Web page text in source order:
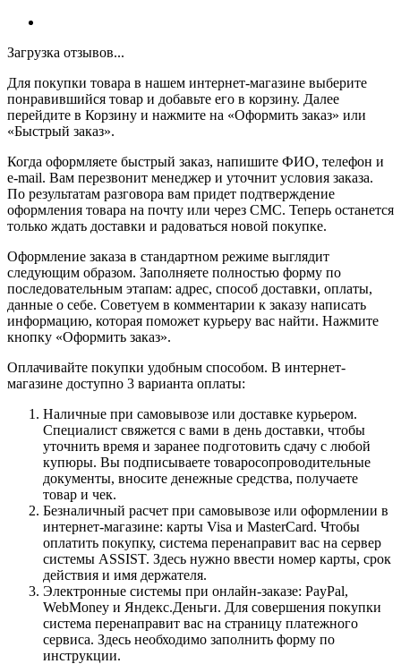
Загрузка отзывов...
Для покупки товара в нашем интернет-магазине выберите
понравившийся товар и добавьте его в корзину. Далее
перейдите в Корзину и нажмите на «Оформить заказ» или
«Быстрый заказ».
Когда оформляете быстрый заказ, напишите ФИО, телефон и
e-mail. Вам перезвонит менеджер и уточнит условия заказа.
По результатам разговора вам придет подтверждение
оформления товара на почту или через СМС. Теперь останется
только ждать доставки и радоваться новой покупке.
Оформление заказа в стандартном режиме выглядит
следующим образом. Заполняете полностью форму по
последовательным этапам: адрес, способ доставки, оплаты,
данные о себе. Советуем в комментарии к заказу написать
информацию, которая поможет курьеру вас найти. Нажмите
кнопку «Оформить заказ».
Оплачивайте покупки удобным способом. В интернет-
магазине доступно 3 варианта оплаты:
Наличные при самовывозе или доставке курьером.
Специалист свяжется с вами в день доставки, чтобы
уточнить время и заранее подготовить сдачу с любой
купюры. Вы подписываете товаросопроводительные
документы, вносите денежные средства, получаете
товар и чек.
Безналичный расчет при самовывозе или оформлении в
интернет-магазине: карты Visa и MasterCard. Чтобы
оплатить покупку, система перенаправит вас на сервер
системы ASSIST. Здесь нужно ввести номер карты, срок
действия и имя держателя.
Электронные системы при онлайн-заказе: PayPal,
WebMoney и Яндекс.Деньги. Для совершения покупки
система перенаправит вас на страницу платежного
сервиса. Здесь необходимо заполнить форму по
инструкции.